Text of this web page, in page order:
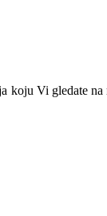
Vi gledate